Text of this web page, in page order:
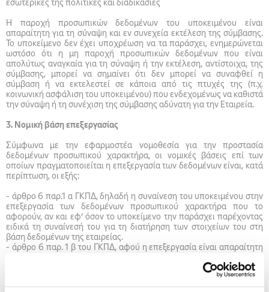
εσωτερικές της πολιτικές και διαδικασίες
Η παροχή προσωπικών δεδομένων του υποκειμένου είναι
απαραίτητη για τη σύναψη και εν συνεχεία εκτέλεση της σύμβασης.
Το υποκείμενο δεν έχει υποχρέωση να τα παράσχει, ενημερώνεται
ωστόσο ότι η μη παροχή προσωπικών δεδομένων που είναι
απολύτως αναγκαία για τη σύναψη ή την εκτέλεση, αντίστοιχα, της
σύμβασης, μπορεί να σημαίνει ότι δεν μπορεί να συναφθεί η
σύμβαση ή να εκτελεστεί σε κάποια από τις πτυχές της (π.χ.
κοινωνική ασφάλιση του υποκειμένου) που ενδεχομένως να καθιστά
την σύναψη ή τη συνέχιση της σύμβασης αδύνατη για την Εταιρεία.
3. Νομική βάση επεξεργασίας
Σύμφωνα με την εφαρμοστέα νομοθεσία για την προστασία
δεδομένων προσωπικού χαρακτήρα, οι νομικές βάσεις επί των
οποίων πραγματοποιείται η επεξεργασία των δεδομένων είναι, κατά
περίπτωση, οι εξής:
- άρθρο 6 παρ.1 α ΓΚΠΔ, δηλαδή η συναίνεση του υποκειμένου στην
επεξεργασία των δεδομένων προσωπικού χαρακτήρα που το
αφορούν, αν και εφ’ όσον το υποκείμενο την παράσχει παρέχοντας
ειδικά τη συναίνεσή του για τη διατήρηση των στοιχείων του στη
βάση δεδομένων της εταιρείας.
- άρθρο 6 παρ. 1 β του ΓΚΠΔ, αφού η επεξεργασία είναι απαραίτητη
της σύμβασης, της οποίας ο φοιτητής ως υποκείμενο των
- άρθρο 6 παρ. 1 γ του ΓΚΠΔ, αφού η επεξεργασία είναι απαραίτητη